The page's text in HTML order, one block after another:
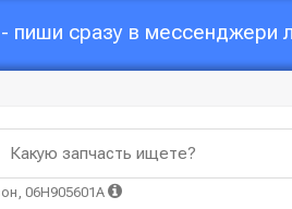
сразу в мессенджери
Какую запчасть ищете?
06H905601A